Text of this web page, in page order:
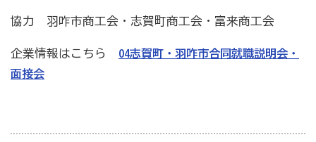
協力 羽咋市商工会・志賀町商工会・富来商工会
企業情報はこちら 04志賀町・羽咋市合同就職説明会・
面接会
石川県中小企業共済協同組合(傷害共済・自動車事故費
止共済）